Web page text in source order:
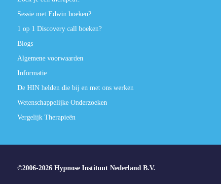
Sessie met Edwin boeken?
1 op 1 Discovery call boeken?
Blogs
Algemene voorwaarden
Informatie
De HIN helden die bij en met ons werken
Wetenschappelijke Onderzoeken
Vergelijk Therapieën
©2006-2026 Hypnose Instituut Nederland B.V.